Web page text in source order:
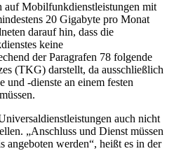
auf Mobilfunkdienstleistungen mit
20 Gigabyte pro Monat
darauf hin, dass die
keine
der Paragrafen 78 folgende
(TKG) darstellt, da ausschließlich
und -dienste an einem festen
auch nicht
„Anschluss und Dienst müssen
angeboten werden“, heißt es in der